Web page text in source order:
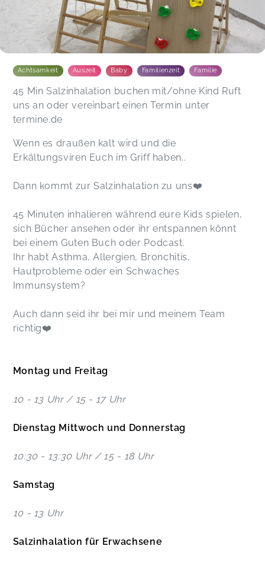
Achtsamkeit Auszeit Baby Familienzeit Familie
45 Min Salzinhalation buchen mit/ohne Kind Ruft
uns an oder vereinbart einen Termin unter
termine.de
Wenn es draußen kalt wird und die
Erkältungsviren Euch im Griff haben..
Dann kommt zur Salzinhalation zu uns❤️
45 Minuten inhalieren während eure Kids spielen,
sich Bücher ansehen oder ihr entspannen könnt
bei einem Guten Buch oder Podcast.
Ihr habt Asthma, Allergien, Bronchitis,
Hautprobleme oder ein Schwaches
Immunsystem?
Auch dann seid ihr bei mir und meinem Team
richtig❤️
Montag und Freitag
10 - 13 Uhr / 15 - 17 Uhr
Dienstag Mittwoch und Donnerstag
10:30 - 13:30 Uhr / 15 - 18 Uhr
Samstag
10 - 13 Uhr
Salzinhalation für Erwachsene